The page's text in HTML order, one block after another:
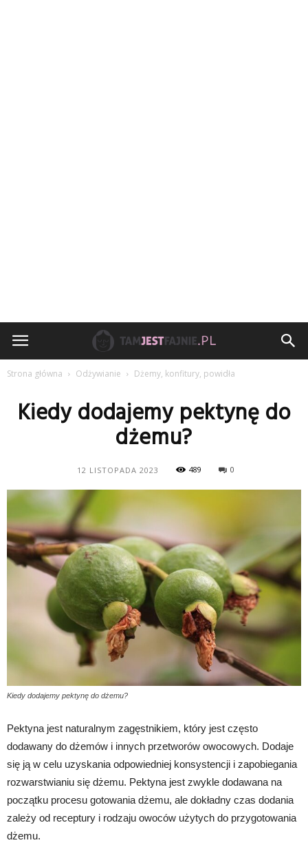
TamJestFajnie.pl
Strona główna Odżywianie Dżemy, konfitury, powidła
Kiedy dodajemy pektynę do
dżemu?
12 LISTOPADA 2023 489 0
Kiedy dodajemy pektynę do dżemu?
Pektyna jest naturalnym zagęstnikiem, który jest często
dodawany do dżemów i innych przetworów owocowych. Dodaje
się ją w celu uzyskania odpowiedniej konsystencji i zapobiegania
rozwarstwianiu się dżemu. Pektyna jest zwykle dodawana na
początku procesu gotowania dżemu, ale dokładny czas dodania
zależy od receptury i rodzaju owoców użytych do przygotowania
dżemu.